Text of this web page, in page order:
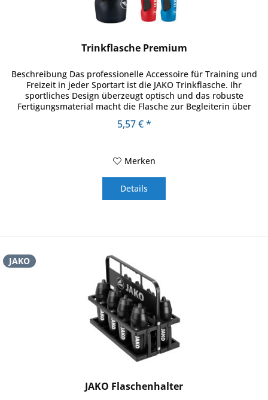
Trinkflasche Premium
Beschreibung Das professionelle Accessoire für Training und
Freizeit in jeder Sportart ist die JAKO Trinkflasche. Ihr
sportliches Design überzeugt optisch und das robuste
Fertigungsmaterial macht die Flasche zur Begleiterin über
5,57 € *
Merken
Details
JAKO
JAKO Flaschenhalter